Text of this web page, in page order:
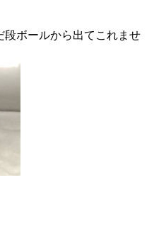
段ボールから出てこれませ